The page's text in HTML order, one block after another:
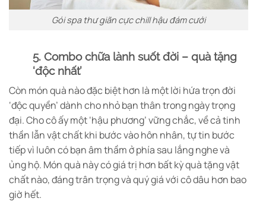
Gói spa thư giãn cực chill hậu đám cưới
5. Combo chữa lành suốt đời – quà tặng
‘độc nhất’
Còn món quà nào đặc biệt hơn là một lời hứa trọn đời
‘độc quyền’ dành cho nhỏ bạn thân trong ngày trọng
đại. Cho cô ấy một ‘hậu phương’ vững chắc, về cả tinh
thần lẫn vật chất khi bước vào hôn nhân, tự tin bước
tiếp vì luôn có bạn âm thầm ở phía sau lắng nghe và
ủng hộ. Món quà này có giá trị hơn bất kỳ quà tặng vật
chất nào, đáng trân trọng và quý giá với cô dâu hơn bao
giờ hết.